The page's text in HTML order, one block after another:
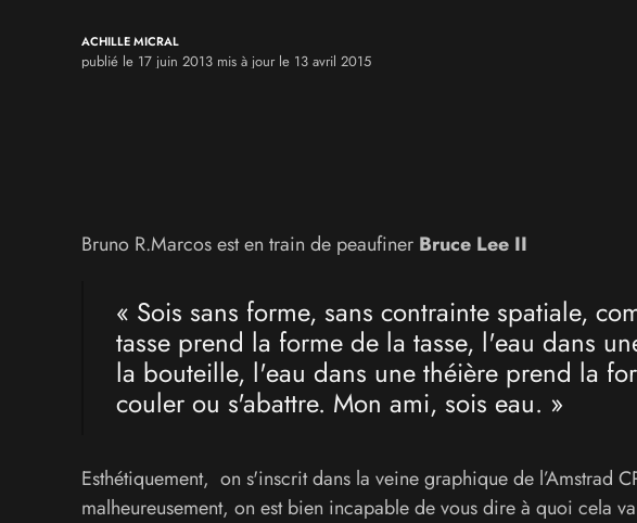
ACHILLE MICRAL
publié le 17 juin 2013 mis à jour le 13 avril 2015
Bruno R.Marcos est en train de peaufiner Bruce Lee II
« Sois sans forme, sans contrainte spatiale,
tasse prend la forme de la tasse, l'eau dans
la bouteille, l'eau dans une théière prend la
couler ou s'abattre. Mon ami, sois eau. »
Esthétiquement, on s'inscrit dans la veine graphique de l’Amstrad
malheureusement, on est bien incapable de vous dire à quoi cela